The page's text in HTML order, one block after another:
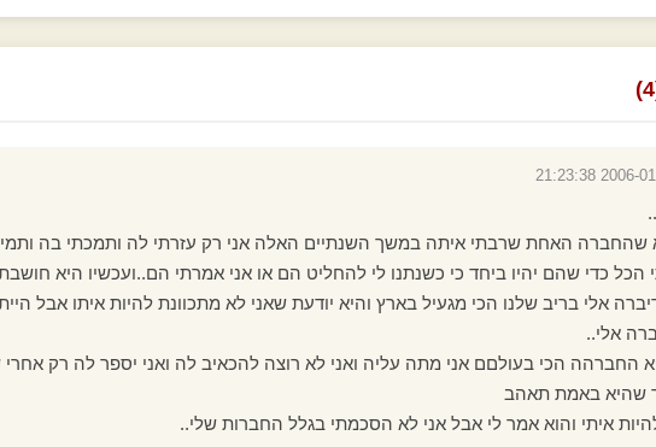
2006-01-14
שהחברה האחת שרבתי איתה במשך השנתיים האלה אני רק עזרתי לה ותמכתי בה
הכל כדי שהם יהיו ביחד כי כשנתנו לי להחליט הם או אני אמרתי הם..ועכשיו היא
אלי בריב שלנו הכי מגעיל בארץ והיא יודעת שאני לא מתכוונת להיות איתו אבל
אלי..
החברהה הכי בעולםם אני מתה עליה ואני לא רוצה להכאיב לה ואני יספר לה רק
שהיא באמת תאהב
איתי והוא אמר לי אבל אני לא הסכמתי בגלל החברות שלי..